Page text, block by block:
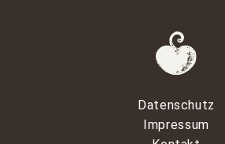
Datenschutz
Impressum